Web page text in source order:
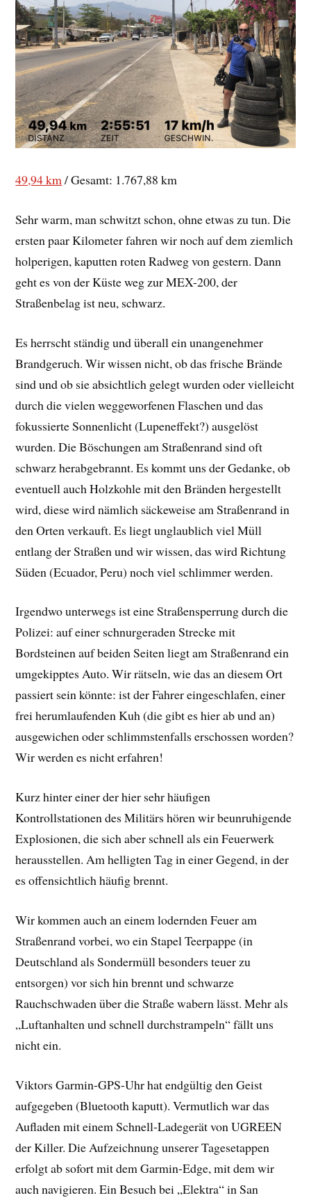
49,94 km/ Gesamt: 1.767,88 km
Sehr warm, man schwitzt schon, ohne etwas zu tun. Die
ersten paar Kilometer fahren wir noch auf dem ziemlich
holperigen, kaputten roten Radweg von gestern. Dann
geht es von der Küste weg zur MEX-200, der
Straßenbelag ist neu, schwarz.
Es herrscht ständig und überall ein unangenehmer
Brandgeruch. Wir wissen nicht, ob das frische Brände
sind und ob sie absichtlich gelegt wurden oder vielleicht
durch die vielen weggeworfenen Flaschen und das
fokussierte Sonnenlicht (Lupeneffekt?) ausgelöst
wurden. Die Böschungen am Straßenrand sind oft
schwarz herabgebrannt. Es kommt uns der Gedanke, ob
eventuell auch Holzkohle mit den Bränden hergestellt
wird, diese wird nämlich säckeweise am Straßenrand in
den Orten verkauft. Es liegt unglaublich viel Müll
entlang der Straßen und wir wissen, das wird Richtung
Süden (Ecuador, Peru) noch viel schlimmer werden.
Irgendwo unterwegs ist eine Straßensperrung durch die
Polizei: auf einer schnurgeraden Strecke mit
Bordsteinen auf beiden Seiten liegt am Straßenrand ein
umgekipptes Auto. Wir rätseln, wie das an diesem Ort
passiert sein könnte: ist der Fahrer eingeschlafen, einer
frei herumlaufenden Kuh (die gibt es hier ab und an)
ausgewichen oder schlimmstenfalls erschossen worden?
Wir werden es nicht erfahren!
Kurz hinter einer der hier sehr häufigen
Kontrollstationen des Militärs hören wir beunruhigende
Explosionen, die sich aber schnell als ein Feuerwerk
herausstellen. Am helligten Tag in einer Gegend, in der
es offensichtlich häufig brennt.
Wir kommen auch an einem lodernden Feuer am
Straßenrand vorbei, wo ein Stapel Teerpappe (in
Deutschland als Sondermüll besonders teuer zu
entsorgen) vor sich hin brennt und schwarze
Rauchschwaden über die Straße wabern lässt. Mehr als
„Luftanhalten und schnell durchstrampeln“ fällt uns
nicht ein.
Viktors Garmin-GPS-Uhr hat endgültig den Geist
aufgegeben (Bluetooth kaputt). Vermutlich war das
Aufladen mit einem Schnell-Ladegerät von UGREEN
der Killer. Die Aufzeichnung unserer Tagesetappen
erfolgt ab sofort mit dem Garmin-Edge, mit dem wir
auch navigieren. Ein Besuch bei „Elektra“ in San